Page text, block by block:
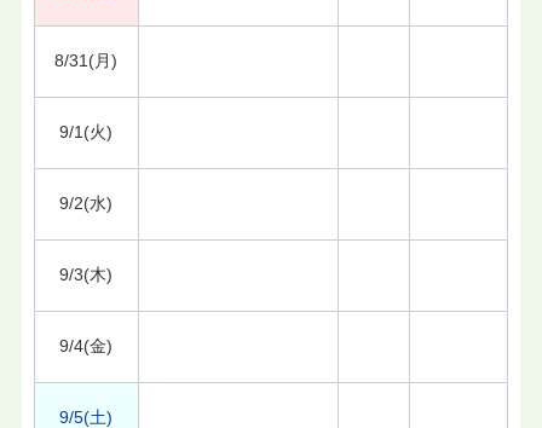
8/31(月)
9/1(火)
9/2(水)
9/3(木)
9/4(金)
9/5(土)